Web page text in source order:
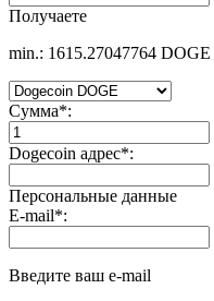
Получаете
min.: 1615.27047764 DOGE
Сумма*:
Dogecoin адрес*:
Персональные данные
E-mail*:
Введите ваш e-mail